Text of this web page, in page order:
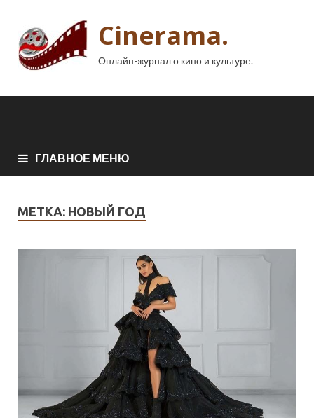
Cinerama.
Онлайн-журнал о кино и культуре.
ГЛАВНОЕ МЕНЮ
МЕТКА: НОВЫЙ ГОД